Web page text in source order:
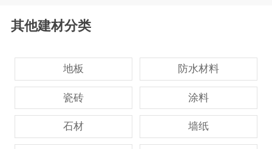
其他建材分类
地板 防水材料
瓷砖 涂料
石材 墙纸